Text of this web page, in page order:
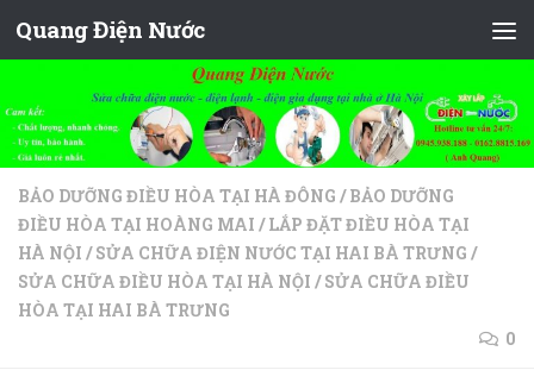
Skip to content
Quang Điện Nước
BẢO DƯỠNG ĐIỀU HÒA TẠI HÀ ĐÔNG / BẢO DƯỠNG
ĐIỀU HÒA TẠI HOÀNG MAI / LẮP ĐẶT ĐIỀU HÒA TẠI
HÀ NỘI / SỬA CHỮA ĐIỆN NƯỚC TẠI HAI BÀ TRƯNG /
SỬA CHỮA ĐIỀU HÒA TẠI HÀ NỘI / SỬA CHỮA ĐIỀU
HÒA TẠI HAI BÀ TRƯNG
0